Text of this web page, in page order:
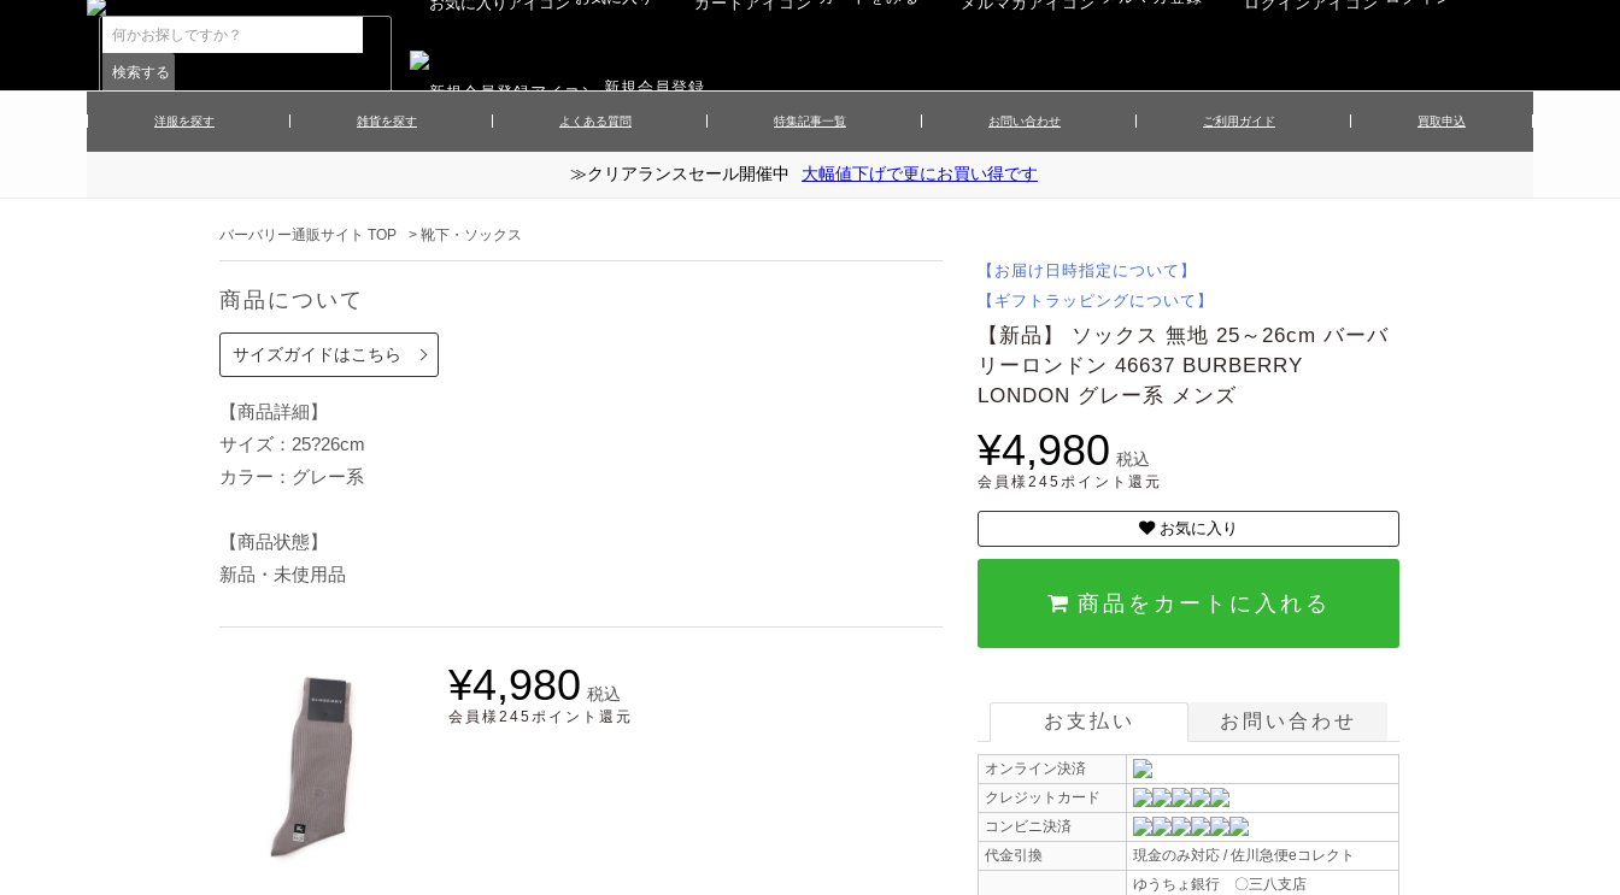
新規会員登録
洋服を探す
▲メンズニット
▲レディースワンピース ▲レディーススカート ▲レディースボトムス
雑貨を探す
▲財布・キーケース
▲アクセサリー ▲靴下・ソックス
▲マフラー／ストール ▲傘／日傘
▲その他
よくある質問 特集記事一覧 お問い合わせ ご利用ガイド 買取申込
≫クリアランスセール開催中 大幅値下げで更にお買い得です
バーバリー通販サイト TOP > 靴下・ソックス
商品について
サイズガイドはこちら
【商品詳細】
サイズ：25?26cm
カラー：グレー系
【商品状態】
新品・未使用品
¥4,980 税込
会員様245ポイント還元
【お届け日時指定について】
【ギフトラッピングについて】
【新品】 ソックス 無地 25～26cm バーバ
リーロンドン 46637 BURBERRY
LONDON グレー系 メンズ
¥4,980 税込
会員様245ポイント還元
お気に入り
商品をカートに入れる
お支払い お問い合わせ
オンライン決済
クレジットカード
コンビニ決済
代金引換
現金のみ対応 / 佐川急便eコレクト
ゆうちょ銀行 〇三八支店